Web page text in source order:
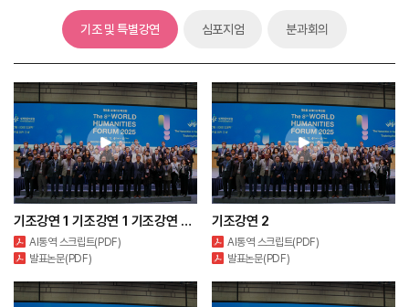
기조 및 특별강연 심포지엄 분과회의
기조강연 1 기조강연 1 기조강연 1 기조강연 1 기조강연 1 기조강연 1
AI통역 스크립트(PDF)
발표논문(PDF)
기조강연 2
AI통역 스크립트(PDF)
발표논문(PDF)